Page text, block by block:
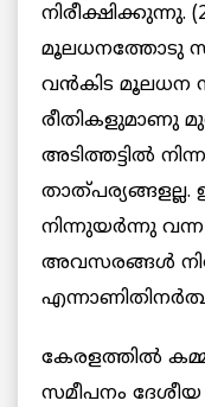
നിരീക്ഷിക്കുന്നു.
മൂലധനത്തോടു
വന്‍കിട മൂലധന
രീതികളുമാണു
അടിത്തട്ടില്‍
നിന്നുയര്‍ന്നു
അവസരങ്ങള്‍
കേരളത്തില്‍
സമീപനം